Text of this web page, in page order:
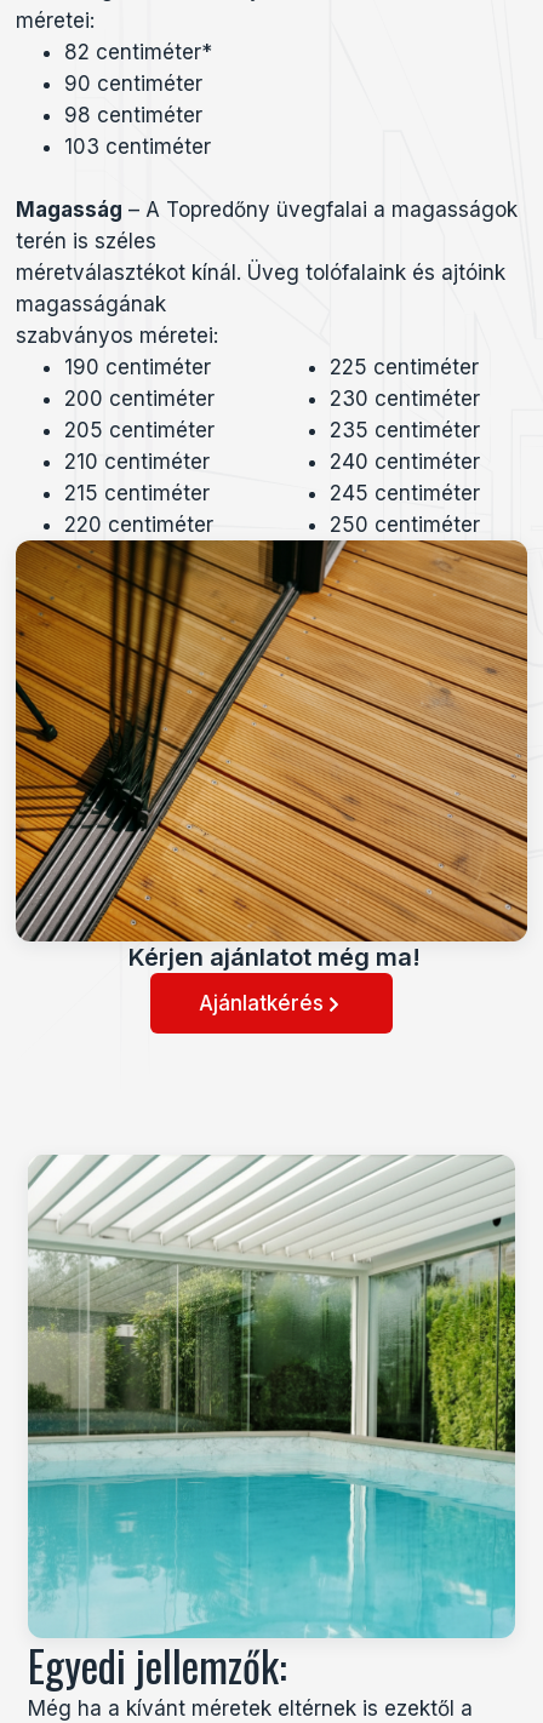
méretei:
82 centiméter*
90 centiméter
98 centiméter
103 centiméter
Magasság – A Topredőny üvegfalai a magasságok
terén is széles
méretválasztékot kínál. Üveg tolófalaink és ajtóink
magasságának
szabványos méretei:
190 centiméter
200 centiméter
205 centiméter
210 centiméter
215 centiméter
220 centiméter
225 centiméter
230 centiméter
235 centiméter
240 centiméter
245 centiméter
250 centiméter
Kérjen ajánlatot még ma!
Ajánlatkérés
Egyedi jellemzők:
Még ha a kívánt méretek eltérnek is ezektől a